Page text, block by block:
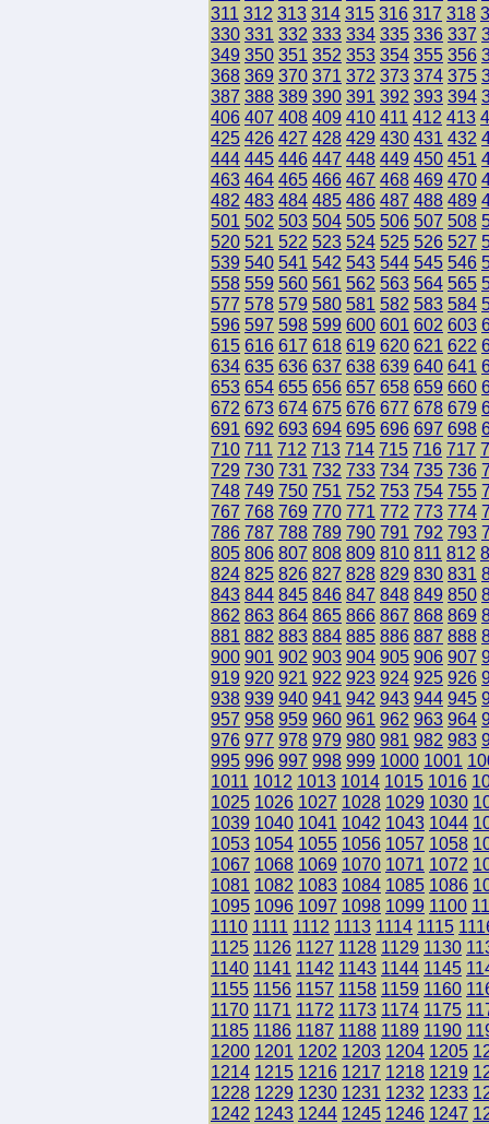
311 312 313 314 315 316 317 318
330 331 332 333 334 335 336 337
349 350 351 352 353 354 355 356
368 369 370 371 372 373 374 375
387 388 389 390 391 392 393 394
406 407 408 409 410 411 412 413
425 426 427 428 429 430 431 432
444 445 446 447 448 449 450 451
463 464 465 466 467 468 469 470
482 483 484 485 486 487 488 489
501 502 503 504 505 506 507 508
520 521 522 523 524 525 526 527
539 540 541 542 543 544 545 546
558 559 560 561 562 563 564 565
577 578 579 580 581 582 583 584
596 597 598 599 600 601 602 603
615 616 617 618 619 620 621 622
634 635 636 637 638 639 640 641
653 654 655 656 657 658 659 660
672 673 674 675 676 677 678 679
691 692 693 694 695 696 697 698
710 711 712 713 714 715 716 717
729 730 731 732 733 734 735 736
748 749 750 751 752 753 754 755
767 768 769 770 771 772 773 774
786 787 788 789 790 791 792 793
805 806 807 808 809 810 811 812
824 825 826 827 828 829 830 831
843 844 845 846 847 848 849 850
862 863 864 865 866 867 868 869
881 882 883 884 885 886 887 888
900 901 902 903 904 905 906 907
919 920 921 922 923 924 925 926
938 939 940 941 942 943 944 945
957 958 959 960 961 962 963 964
976 977 978 979 980 981 982 983
995 996 997 998 999 1000 1001
1011 1012 1013 1014 1015 1016
1025 1026 1027 1028 1029 1030
1039 1040 1041 1042 1043 1044
1053 1054 1055 1056 1057 1058
1067 1068 1069 1070 1071 1072
1081 1082 1083 1084 1085 1086
1095 1096 1097 1098 1099 1100
1110 1111 1112 1113 1114 1115
1125 1126 1127 1128 1129 1130
1140 1141 1142 1143 1144 1145
1155 1156 1157 1158 1159 1160
1170 1171 1172 1173 1174 1175
1185 1186 1187 1188 1189 1190
1200 1201 1202 1203 1204 1205
1214 1215 1216 1217 1218 1219
1228 1229 1230 1231 1232 1233
1242 1243 1244 1245 1246 1247